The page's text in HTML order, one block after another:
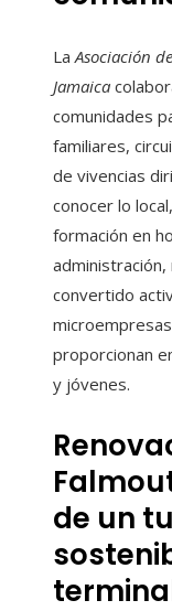
LaAsociación
Jamaica
comunidades
familiares,
de vivencias
conocer lo
formación en
administración,
convertido
proporcionan
y jóvenes.
de un